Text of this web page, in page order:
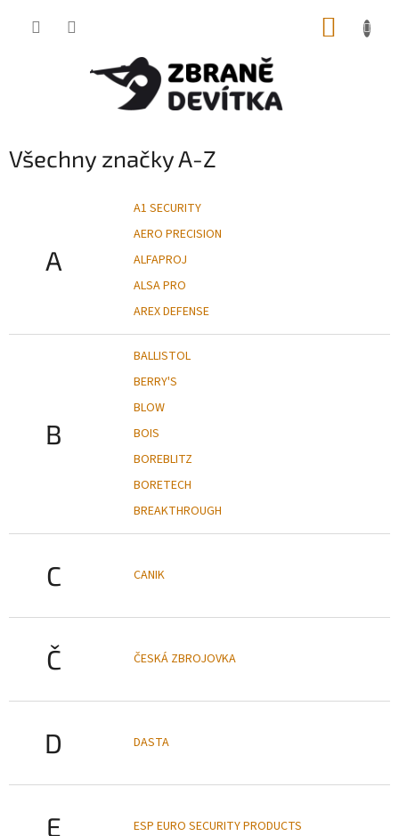
Všechny značky A-Z
A
A1 SECURITY
AERO PRECISION
ALFAPROJ
ALSA PRO
AREX DEFENSE
B
BALLISTOL
BERRY'S
BLOW
BOIS
BOREBLITZ
BORETECH
BREAKTHROUGH
C CANIK
Č ČESKÁ ZBROJOVKA
D DASTA
E ESP EURO SECURITY PRODUCTS